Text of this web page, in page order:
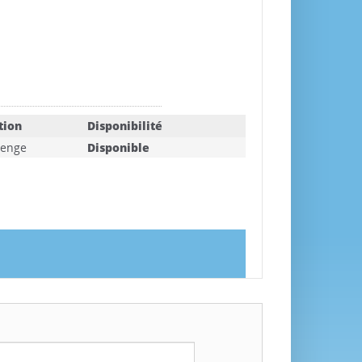
Disponibilité
Disponible